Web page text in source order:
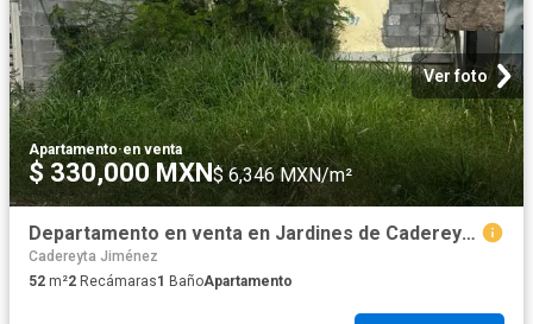
Ver foto
Apartamento·en venta
$ 330,000 MXN$ 6,346 MXN/m²
Departamento en venta en Jardines de Cadereyta, Cadereyta Jiménez, Nuevo León
Cadereyta Jiménez
52 m²2 Recámaras1 BañoApartamento